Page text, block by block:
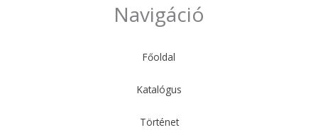
Navigáció
Főoldal
Katalógus
Történet